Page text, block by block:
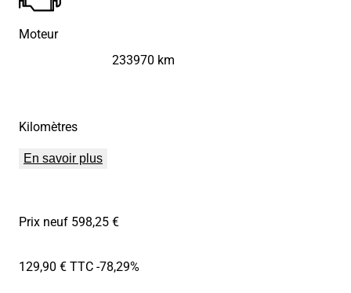
Moteur
Kilomètres
233970 km
En savoir plus
Prix neuf 598,25 €
129,90 € TTC-78,29%